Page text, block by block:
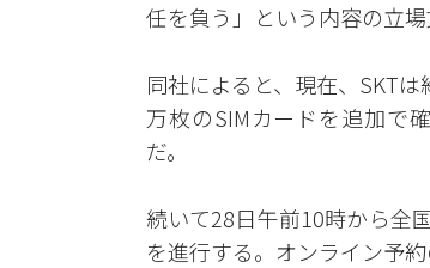
任を負う」という内容の立場
同社によると、現在、SKT
万枚のSIMカードを追加で
だ。
続いて28日午前10時から全
を進行する。オンライン予